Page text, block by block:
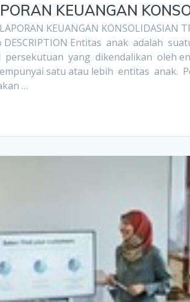
KEUANGAN
KEUANGAN KONSOLIDASIAN
DESCRIPTION Entitas anak adalah
yang dikendalikan oleh
satu atau lebih entitas anak.
…